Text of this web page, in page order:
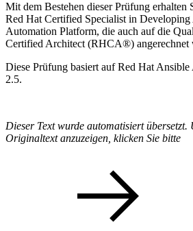
Mit dem Bestehen dieser Prüfung erhalten
Red Hat Certified Specialist in
Automation Platform, die auch auf die
Certified Architect (RHCA®) angerechnet
Diese Prüfung basiert auf Red Hat
2.5.
Dieser Text wurde automatisiert übersetzt.
Originaltext anzuzeigen, klicken Sie bitte